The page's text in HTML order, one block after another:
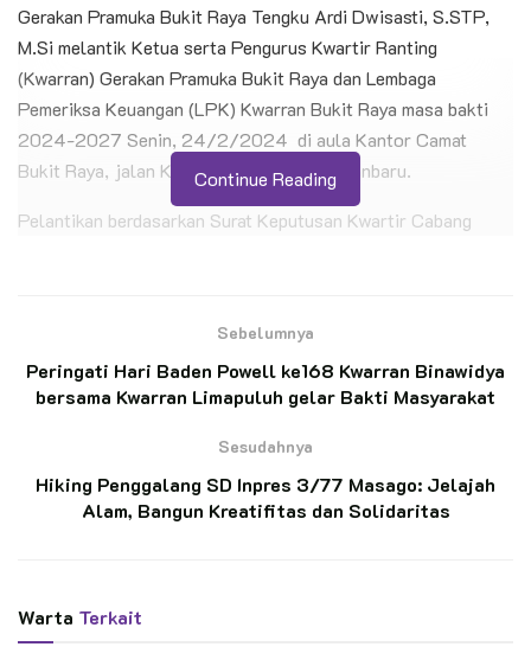
Gerakan Pramuka Bukit Raya Tengku Ardi Dwisasti, S.STP,
M.Si melantik Ketua serta Pengurus Kwartir Ranting
(Kwarran) Gerakan Pramuka Bukit Raya dan Lembaga
Pemeriksa Keuangan (LPK) Kwarran Bukit Raya masa bakti
2024-2027 Senin, 24/2/2024 di aula Kantor Camat
Bukit Raya, jalan Kaharudin Nasution Pekanbaru.
Pelantikan berdasarkan Surat Keputusan Kwartir Cabang
Keuangan Kwarran Bukit Raya Gusneti, M.Pd.
BACA JUGA
Langkah Kecil Menuju Mimpi Besar, MTs Ar-
Rahmah Patimpeng Antar Wakil Terbaik ke
Jamnas XII
Continue Reading
Sebelumnya
Peringati Hari Baden Powell ke168 Kwarran Binawidya
bersama Kwarran Limapuluh gelar Bakti Masyarakat
Sesudahnya
Hiking Penggalang SD Inpres 3/77 Masago: Jelajah
Alam, Bangun Kreatifitas dan Solidaritas
Warta Terkait